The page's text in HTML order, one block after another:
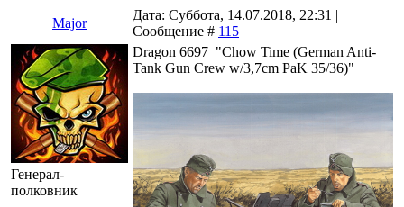
Major
Дата: Суббота, 14.07.2018, 22:31 |
Сообщение # 115
Генерал-
полковник
Dragon 6697 "Chow Time (German Anti-
Tank Gun Crew w/3,7cm PaK 35/36)"